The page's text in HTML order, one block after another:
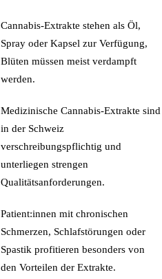
Cannabis-Extrakte stehen als Öl,
Spray oder Kapsel zur Verfügung,
Blüten müssen meist verdampft
werden.
Medizinische Cannabis-Extrakte sind
in der Schweiz
verschreibungspflichtig und
unterliegen strengen
Qualitätsanforderungen.
Patient:innen mit chronischen
Schmerzen, Schlafstörungen oder
Spastik profitieren besonders von
den Vorteilen der Extrakte.